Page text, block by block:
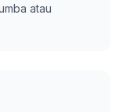
atau